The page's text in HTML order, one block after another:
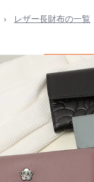
› レザー長財布の一覧